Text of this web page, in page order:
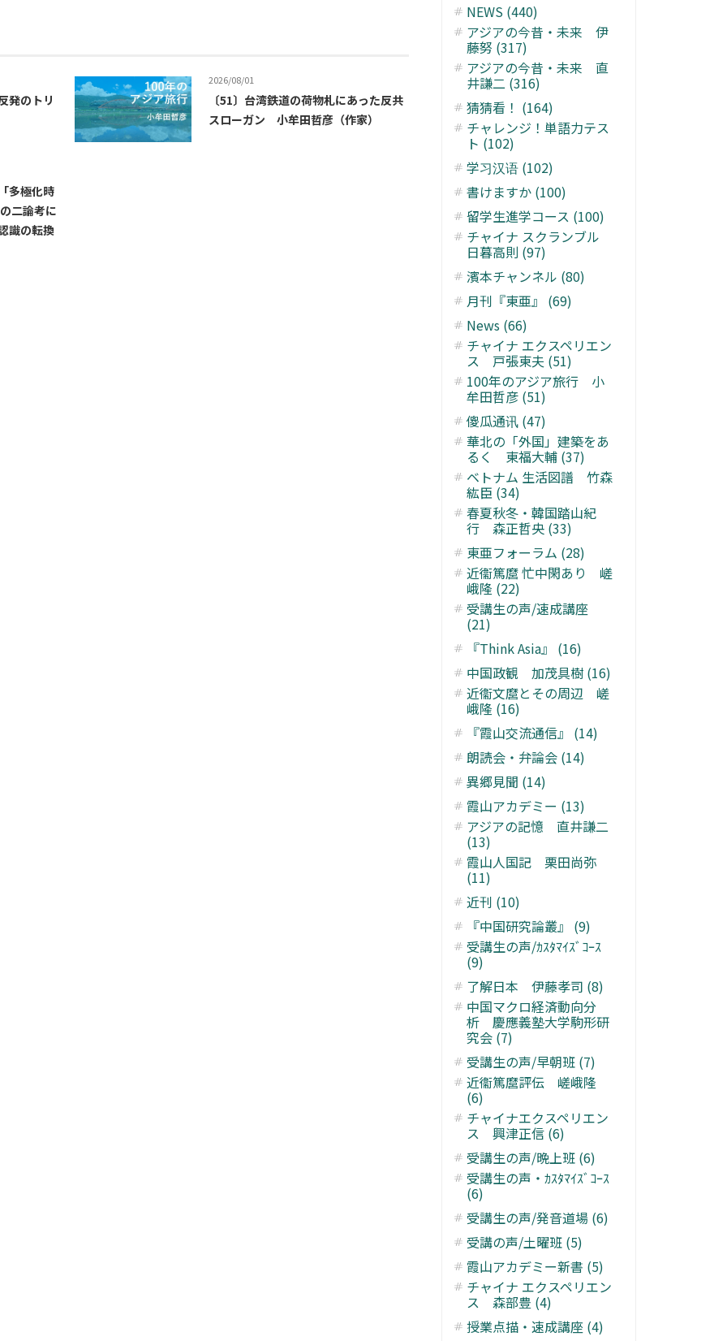
発のトリ
2026/08/01
〔51〕台湾鉄道の荷物札にあった反共
スローガン 小牟田哲彦（作家）
多極化時
二論考に
識の転換
NEWS (440)
アジアの今昔・未来 伊
藤努 (317)
アジアの今昔・未来 直
井謙二 (316)
猜猜看！ (164)
チャレンジ！単語力テス
ト (102)
学习汉语 (102)
書けますか (100)
留学生進学コース (100)
チャイナ スクランブル
日暮高則 (97)
濱本チャンネル (80)
月刊『東亜』 (69)
News (66)
チャイナ エクスペリエン
ス 戸張東夫 (51)
100年のアジア旅行 小
牟田哲彦 (51)
傻瓜通讯 (47)
華北の「外国」建築をあ
るく 東福大輔 (37)
ベトナム 生活図譜 竹森
紘臣 (34)
春夏秋冬・韓国踏山紀
行 森正哲央 (33)
東亜フォーラム (28)
近衞篤麿 忙中閑あり 嵯
峨隆 (22)
受講生の声/速成講座
(21)
『Think Asia』 (16)
中国政観 加茂具樹 (16)
近衞文麿とその周辺 嵯
峨隆 (16)
『霞山交流通信』 (14)
朗読会・弁論会 (14)
異郷見聞 (14)
霞山アカデミー (13)
アジアの記憶 直井謙二
(13)
霞山人国記 栗田尚弥
(11)
近刊 (10)
『中国研究論叢』 (9)
受講生の声/ｶｽﾀﾏｲｽﾞｺｰｽ
(9)
了解日本 伊藤孝司 (8)
中国マクロ経済動向分
析 慶應義塾大学駒形研
究会 (7)
受講生の声/早朝班 (7)
近衞篤麿評伝 嵯峨隆
(6)
チャイナエクスペリエン
ス 興津正信 (6)
受講生の声/晩上班 (6)
受講生の声・ｶｽﾀﾏｲｽﾞｺｰｽ
(6)
受講生の声/発音道場 (6)
受講の声/土曜班 (5)
霞山アカデミー新書 (5)
チャイナ エクスペリエン
ス 森部豊 (4)
授業点描・速成講座 (4)